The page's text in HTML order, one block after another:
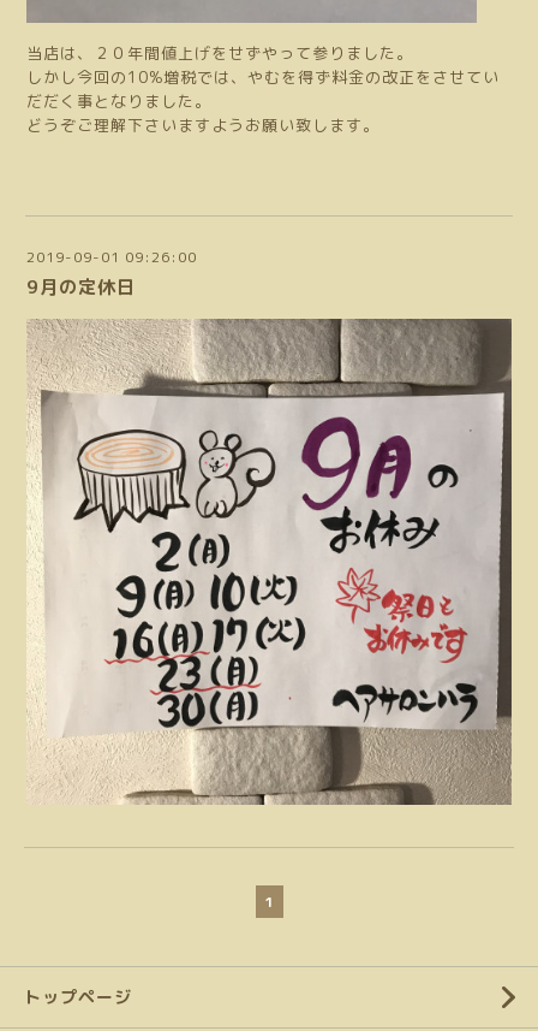
当店は、２０年間値上げをせずやって参りました。
しかし今回の10%増税では、やむを得ず料金の改正をさせてい
だだく事となりました。
どうぞご理解下さいますようお願い致します。
2019-09-01 09:26:00
9月の定休日
1
トップページ